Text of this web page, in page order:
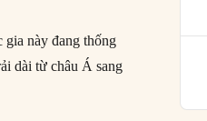
gia này đang thống
dài từ châu Á sang